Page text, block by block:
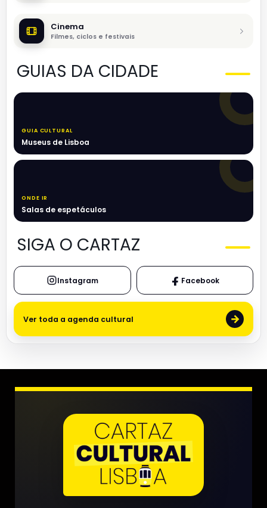
Cinema
Filmes, ciclos e festivais
GUIAS DA CIDADE
GUIA CULTURAL
Museus de Lisboa
ONDE IR
Salas de espetáculos
SIGA O CARTAZ
Instagram Facebook
Ver toda a agenda cultural →